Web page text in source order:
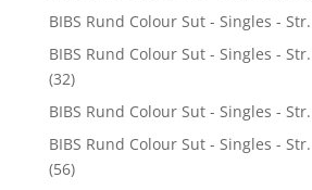
BIBS Rund Colour Sut - Singles - Str.
BIBS Rund Colour Sut - Singles -
(32)
BIBS Rund Colour Sut - Singles -
BIBS Rund Colour Sut - Singles -
(56)